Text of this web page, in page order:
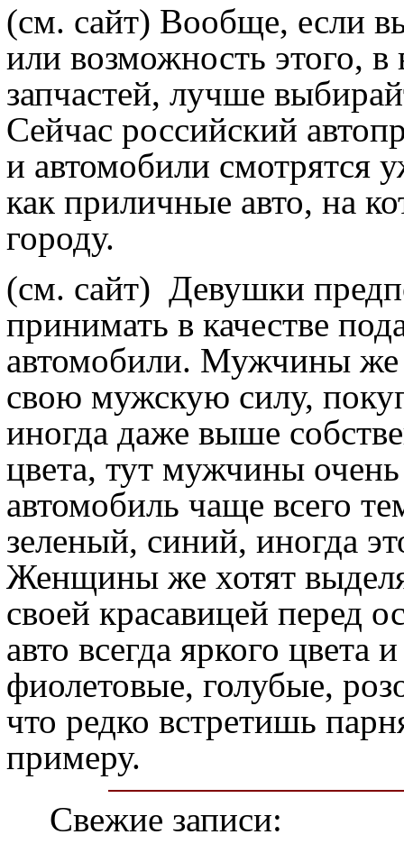
(см. сайт) Вообще, если
или возможность этого,
запчастей, лучше
Сейчас российский
и автомобили смотрятся
как приличные авто, на
городу.
(см. сайт) Девушки
принимать в качестве
автомобили. Мужчины же
свою мужскую силу,
иногда даже выше
цвета, тут мужчины
автомобиль чаще всего
зеленый, синий, иногда
Женщины же хотят
своей красавицей перед
авто всегда яркого цвета
фиолетовые, голубые,
что редко встретишь
примеру.
Свежие записи: